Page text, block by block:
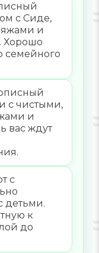
с Сиде,
и
Хорошо
семейного
с чистыми,
и
вас ждут
с
детьми.
к
до